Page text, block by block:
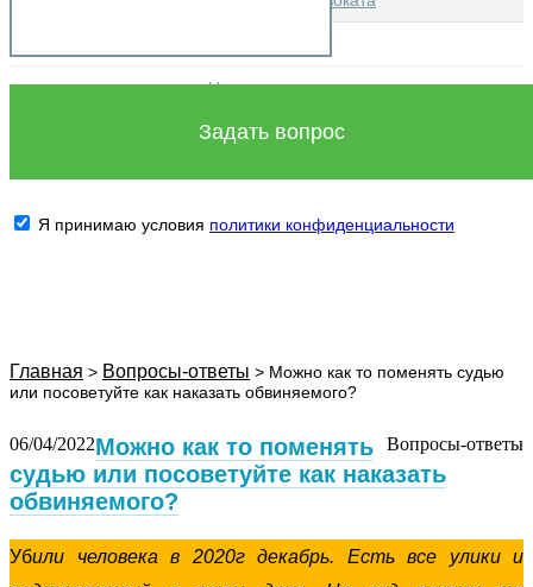
Наша практика
Контакты
Главная Вопросы-ответы
Можно как то поменять судью
или посоветуйте как наказать обвиняемого?
06/04/2022 Вопросы-ответы
Можно как то поменять
судью или посоветуйте как наказать
обвиняемого?
Убили человека в 2020г декабрь. Есть все улики и
Задать вопрос
Я принимаю условия политики конфиденциальности